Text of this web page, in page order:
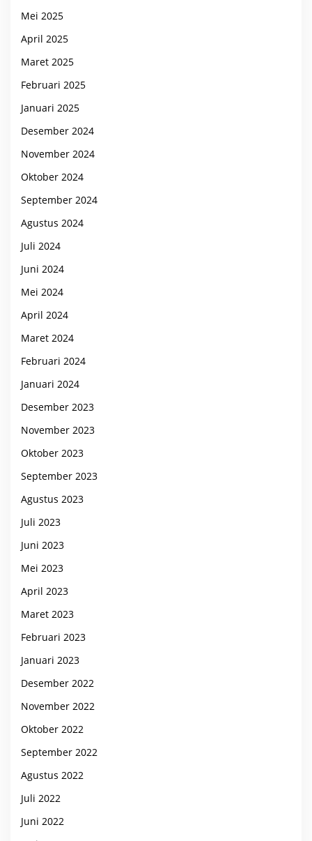
Mei 2025
April 2025
Maret 2025
Februari 2025
Januari 2025
Desember 2024
November 2024
Oktober 2024
September 2024
Agustus 2024
Juli 2024
Juni 2024
Mei 2024
April 2024
Maret 2024
Februari 2024
Januari 2024
Desember 2023
November 2023
Oktober 2023
September 2023
Agustus 2023
Juli 2023
Juni 2023
Mei 2023
April 2023
Maret 2023
Februari 2023
Januari 2023
Desember 2022
November 2022
Oktober 2022
September 2022
Agustus 2022
Juli 2022
Juni 2022